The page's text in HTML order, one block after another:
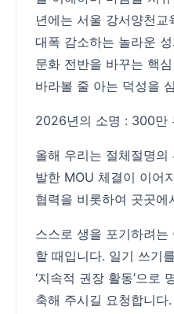
년에는 서울 강서양천
대폭 감소하는 놀라운
문화 전반을 바꾸는 핵
바라볼 줄 아는 덕성을
2026년의 소명 : 300만
올해 우리는 절체절명
발한 MOU 체결이 이어
협력을 비롯하여 곳곳
스스로 생을 포기하려
할 때입니다. 일기 쓰기
‘지속적 권장 활동’으로
축해 주시길 요청합니다.